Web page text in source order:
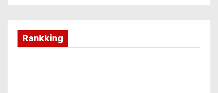
Rankking